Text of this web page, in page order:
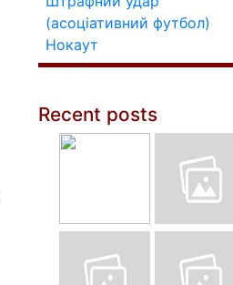
(асоціативний футбол)
Нокаут
Recent posts